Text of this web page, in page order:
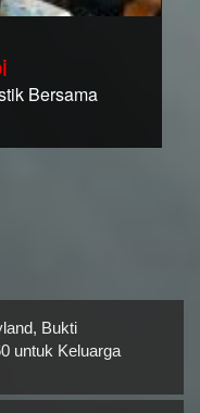
Bersama
Bukti
untuk Keluarga